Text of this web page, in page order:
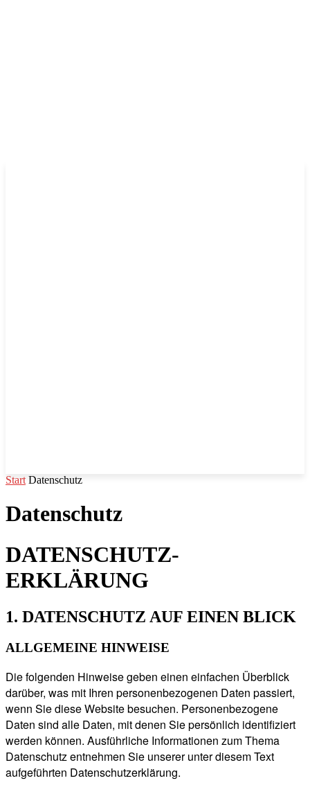
Start Datenschutz
Datenschutz
DATENSCHUTZ­
ERKLÄRUNG
1. DATENSCHUTZ AUF EINEN BLICK
ALLGEMEINE HINWEISE
Die folgenden Hinweise geben einen einfachen Überblick
darüber, was mit Ihren personenbezogenen Daten passiert,
wenn Sie diese Website besuchen. Personenbezogene
Daten sind alle Daten, mit denen Sie persönlich identifiziert
werden können. Ausführliche Informationen zum Thema
Datenschutz entnehmen Sie unserer unter diesem Text
aufgeführten Datenschutzerklärung.